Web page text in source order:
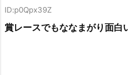
ID:p0Qpx39Z
賞レースでもななまがり面白